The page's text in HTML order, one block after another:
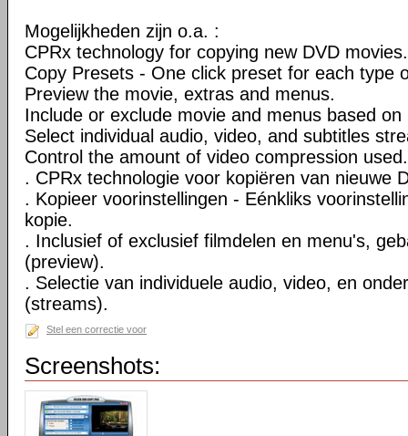
Mogelijkheden zijn o.a. :
CPRx technology for copying new DVD movies.
Copy Presets - One click preset for each type
Preview the movie, extras and menus.
Include or exclude movie and menus based on
Select individual audio, video, and subtitles
Control the amount of video compression used.
. CPRx technologie voor kopiëren van nieuwe
. Kopieer voorinstellingen - Eénkliks
kopie.
. Inclusief of exclusief filmdelen en menu's,
(preview).
. Selectie van individuele audio, video, en
(streams).
Stel een correctie voor
Screenshots: